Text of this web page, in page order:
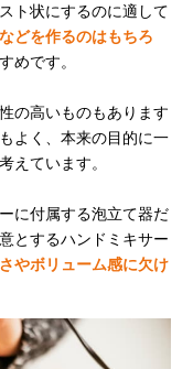
ト状にするのに適して
どを作るのはもちろ
めです。
の高いものもあります
よく、本来の目的に一
えています。
に付属する泡立て器だ
とするハンドミキサー
やボリューム感に欠け